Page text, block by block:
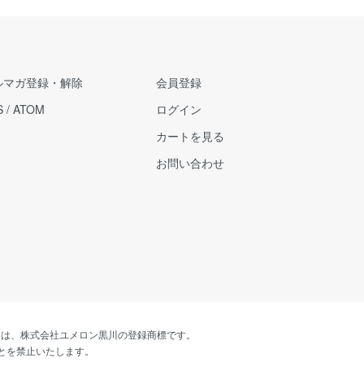
マガ登録・解除
/ ATOM
会員登録
ログイン
カートを見る
お問い合わせ
株式会社ユメロン黒川の登録商標です。
禁止いたします。